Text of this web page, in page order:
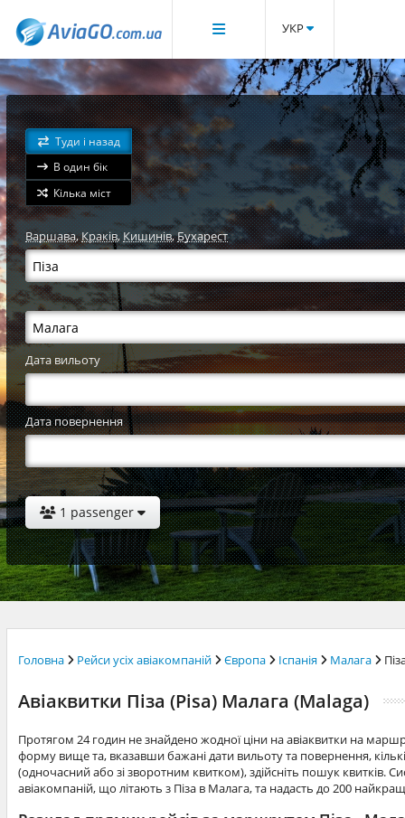
УКР
Туди і назад
В один бік
Кілька міст
Варшава,Краків,Кишинів,Бухарест
Дата вильоту
Дата повернення
1 passenger
Головна Рейси усіх авіакомпаній Європа Іспанія Малага
Авіаквитки Піза (Pisa) Малага (Malaga)
Протягом 24 годин не знайдено жодної ціни на авіаквитки на
форму вище та, вказавши бажані дати вильоту та повернення,
(одночасний або зі зворотним квитком), здійсніть пошук квитків.
авіакомпаній, що літають з Піза в Малага, та надасть до 200